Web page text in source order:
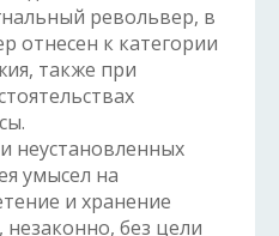
револьвер, в
отнесен к категории
также при
неустановленных
умысел на
и хранение
без цели